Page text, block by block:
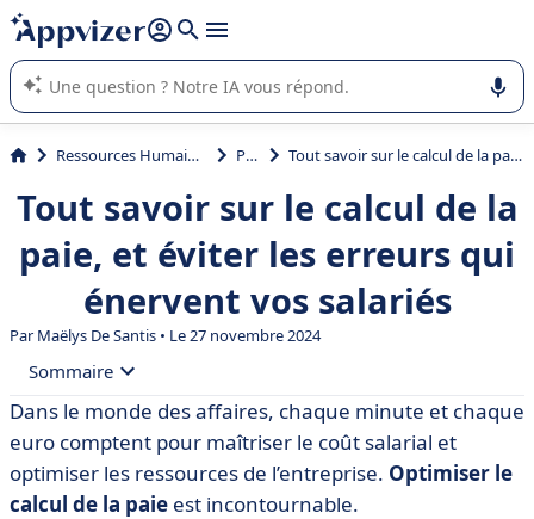
répondre (plusieurs lignes avec
L'IA de Appvizer vous guide dans l'utilisation ou la sélection de
logiciel SaaS en entreprise.
Ressources Humaines (RH) Paie Tout savoir sur le calcul de la paie, et éviter les erreurs qui énervent vos salariés
Tout savoir sur le calcul de la
paie, et éviter les erreurs qui
énervent vos salariés
ParMaëlys De Santis • Le 27 novembre 2024
Sommaire
• Comprendre l'importance d'un bon calcul de la paie
• Les 6 étapes essentielles du processus et du calcul de
la paie
Dans le monde des affaires, chaque minute et chaque
euro comptent pour maîtriser le coût salarial et
optimiser les ressources de l’entreprise. Optimiser le
calcul de la paie est incontournable.